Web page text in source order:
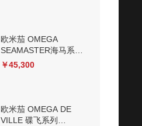
欧米茄 OMEGA
SEAMASTER海马系列
210.32.42.20.01.001 机
￥45,300
欧米茄 OMEGA DE
VILLE 碟飞系列